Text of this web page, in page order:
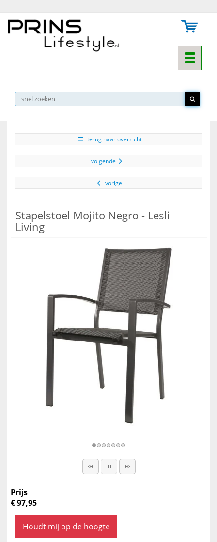
Toggle
▼
terug naar overzicht
volgende
vorige
Stapelstoel Mojito Negro - Lesli
Living
Prijs
€ 97,95
Houdt mij op de hoogte